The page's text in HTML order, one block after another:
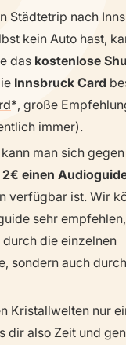
Städtetrip nach
kein Auto hast,
das kostenlose
Innsbruck Card
, große
immer).
man sich
einen
verfügbar ist. Wir
sehr
die einzelnen
sondern auch
Kristallwelten nur
dir also Zeit und